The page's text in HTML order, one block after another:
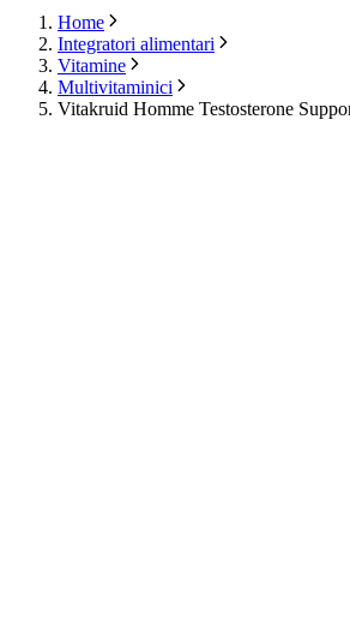
Home
Integratori alimentari
Vitamine
Multivitaminici
Vitakruid Homme Testosterone